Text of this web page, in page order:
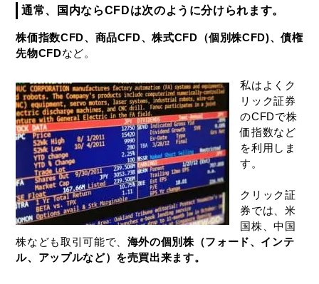
通常、国内ならCFDは次のように分けられます。
株価指数CFD、商品CFD、株式CFD（個別株CFD)、債権
先物CFDなど。
私はよくク
リック証券
のCFDで株
価指数など
を利用しま
す。
クリック証
券では、米
国株、中国
株なども取引可能で、 海外の個別株（フォード、インテ
ル、アップルなど）を売買出来ます。